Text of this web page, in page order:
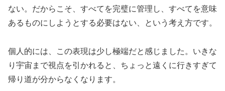
ない。だからこそ、すべてを完璧に管理し、すべてを意味
あるものにしようとする必要はない、という考え方です。
個人的には、この表現は少し極端だと感じました。いきな
り宇宙まで視点を引かれると、ちょっと遠くに行きすぎて
帰り道が分からなくなります。